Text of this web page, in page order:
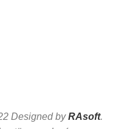
Designed byRAsoft.